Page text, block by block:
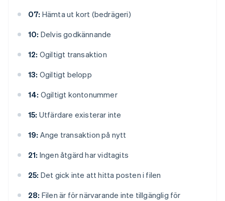
07: Hämta ut kort (bedrägeri)
10: Delvis godkännande
12: Ogiltigt transaktion
13: Ogiltigt belopp
14: Ogiltigt kontonummer
15: Utfärdare existerar inte
19: Ange transaktion på nytt
21: Ingen åtgärd har vidtagits
25: Det gick inte att hitta posten i filen
28: Filen är för närvarande inte tillgänglig för